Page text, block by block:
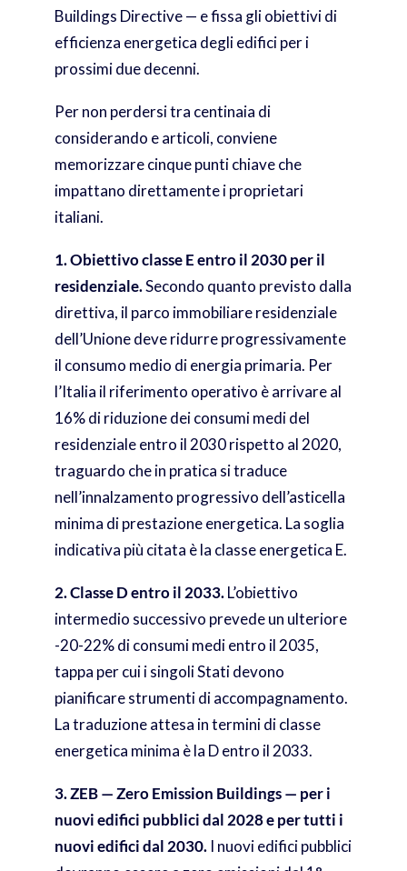
Buildings Directive — e fissa gli obiettivi di
efficienza energetica degli edifici per i
prossimi due decenni.
Per non perdersi tra centinaia di
considerando e articoli, conviene
memorizzare cinque punti chiave che
impattano direttamente i proprietari
italiani.
1. Obiettivo classe E entro il 2030 per il
residenziale.Secondo quanto previsto dalla
direttiva, il parco immobiliare residenziale
dell’Unione deve ridurre progressivamente
il consumo medio di energia primaria. Per
l’Italia il riferimento operativo è arrivare al
16% di riduzione dei consumi medi del
residenziale entro il 2030 rispetto al 2020,
traguardo che in pratica si traduce
nell’innalzamento progressivo dell’asticella
minima di prestazione energetica. La soglia
indicativa più citata è la classe energetica E.
2. Classe D entro il 2033.L’obiettivo
intermedio successivo prevede un ulteriore
-20-22% di consumi medi entro il 2035,
tappa per cui i singoli Stati devono
pianificare strumenti di accompagnamento.
La traduzione attesa in termini di classe
energetica minima è la D entro il 2033.
3. ZEB — Zero Emission Buildings — per i
nuovi edifici pubblici dal 2028 e per tutti i
nuovi edifici dal 2030. I nuovi edifici pubblici